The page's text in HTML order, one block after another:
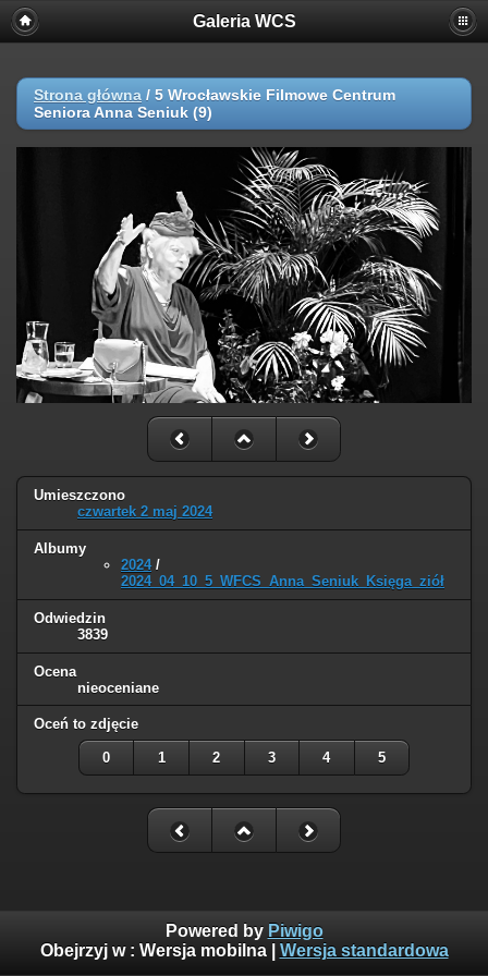
Galeria WCS
Strona główna / 5 Wrocławskie Filmowe Centrum
Seniora Anna Seniuk (9)
Umieszczono
czwartek 2 maj 2024
Albumy
2024/
2024_04_10_5_WFCS_Anna_Seniuk_Księga_ziół
Odwiedzin
3839
Ocena
nieoceniane
Oceń to zdjęcie
0 1 2 3 4 5
Powered by Piwigo
Obejrzyj w : Wersja mobilna| Wersja standardowa